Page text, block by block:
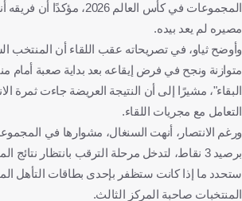
المجموعات في كأس العالم
مصيره لم يعد بيده.
وأوضح ثياو، في تصريحاته عقب اللقاء أن المنتخب
متوازنة ونجح في فرض إيقاعه بعد بداية صعبة أمام
البقاء"، مشيرًا إلى أن النتيجة العريضة جاءت ثمرة
التعامل مع مجريات اللقاء.
ورغم الانتصار، أنهت السنغال، مشوارها في
برصيد 3 نقاط، لتدخل مرحلة الترقب بانتظار
ستحدد ما إذا كانت ستظفر بإحدى بطاقات التأهل
المنتخبات صاحبة المركز الثالث.